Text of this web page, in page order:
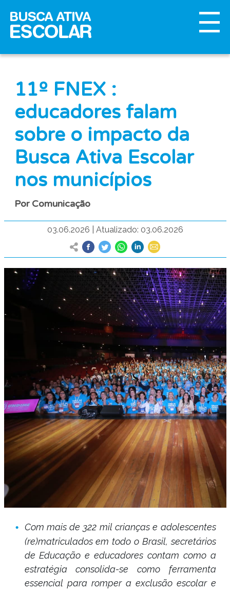
11º FNEX :
educadores falam
sobre o impacto da
Busca Ativa Escolar
nos municípios
Por Comunicação
03.06.2026 Atualizado: 03.06.2026
Com mais de 322 mil crianças e adolescentes
(re)matriculados em todo o Brasil, secretários
de Educação e educadores contam como a
estratégia consolida-se como ferramenta
essencial para romper a exclusão escolar e